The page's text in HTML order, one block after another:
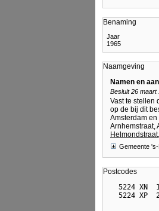
Benaming
Jaar
1965
Naamgeving
Namen en
Besluit 26 maart
Vast te stellen
op de bij dit
Amsterdam
Arnhemstraat,
Helmondstraat
Gemeente
Postcodes
5224 XN